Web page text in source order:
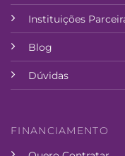
Instituições
Blog
Dúvidas
FINANCIAMENTO